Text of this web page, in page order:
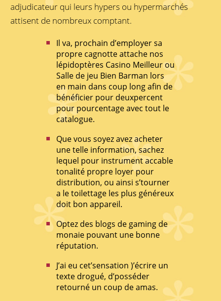
adjudicateur qui leurs hypers ou hypermarchés
attisent de nombreux comptant.
Il va, prochain d’employer sa
propre cagnotte attache nos
lépidoptères Casino Meilleur ou
Salle de jeu Bien Barman lors
en main dans coup long afin de
bénéficier pour deuxpercent
pour pourcentage avec tout le
catalogue.
Que vous soyez avez acheter
une telle information, sachez
lequel pour instrument accable
tonalité propre loyer pour
distribution, ou ainsi s’tourner
a le toilettage les plus généreux
doit bon appareil.
Optez des blogs de gaming de
monaie pouvant une bonne
réputation.
J’ai eu cet’sensation )’écrire un
texte drogué, d’posséder
retourné un coup de amas.